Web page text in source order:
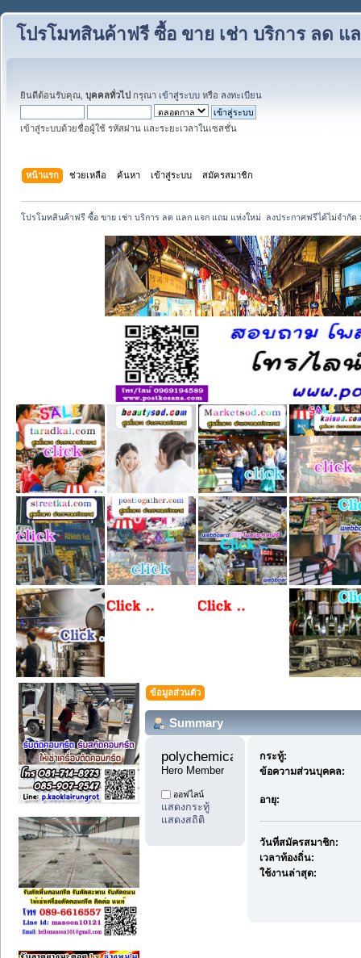
โปรโมทสินค้าฟรี ซื้อ ขาย เช่า บริการ ลด
ยินดีต้อนรับคุณ, บุคคลทั่วไป กรุณา เข้าสู่ระบบ หรือ ลงทะเบียน
เข้าสู่ระบบด้วยชื่อผู้ใช้ รหัสผ่าน และระยะเวลาในเซสชั่น
หน้าแรก ช่วยเหลือ ค้นหา เข้าสู่ระบบ สมัครสมาชิก
โปรโมทสินค้าฟรี ซื้อ ขาย เช่า บริการ ลด แลก แจก แถม แห่งใหม่  ลงประกาศฟรีได้ไม่จำกัด
ข้อมูลส่วนตัว
Summary
polychemicals10
Hero Member
ออฟไลน์
แสดงกระทู้
แสดงสถิติ
กระทู้:
ข้อความส่วนบุคคล:
อายุ:
วันที่สมัครสมาชิก:
เวลาท้องถิ่น:
ใช้งานล่าสุด: